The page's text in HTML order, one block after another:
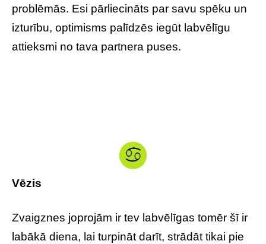
problēmās. Esi pārliecināts par savu spēku un
izturību, optimisms palīdzēs iegūt labvēlīgu
attieksmi no tava partnera puses.
Vēzis
Zvaigznes joprojām ir tev labvēlīgas tomēr šī ir
labākā diena, lai turpināt darīt, strādāt tikai pie